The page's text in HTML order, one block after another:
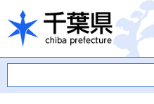
千葉県